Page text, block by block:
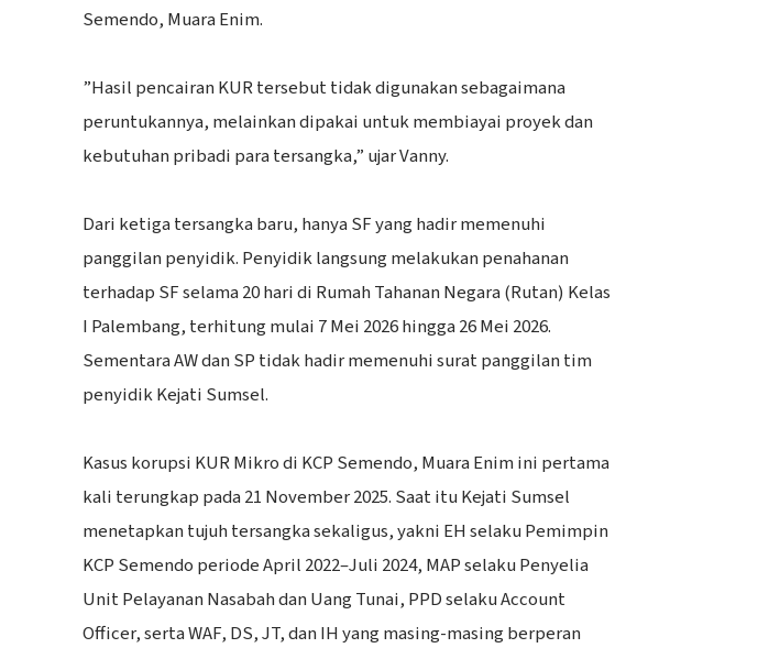
Semendo, Muara Enim.
‎”Hasil pencairan KUR tersebut tidak digunakan sebagaimana
peruntukannya, melainkan dipakai untuk membiayai proyek dan
kebutuhan pribadi para tersangka,” ujar Vanny.
‎Dari ketiga tersangka baru, hanya SF yang hadir memenuhi
panggilan penyidik. Penyidik langsung melakukan penahanan
terhadap SF selama 20 hari di Rumah Tahanan Negara (Rutan) Kelas
I Palembang, terhitung mulai 7 Mei 2026 hingga 26 Mei 2026.
Sementara AW dan SP tidak hadir memenuhi surat panggilan tim
penyidik Kejati Sumsel.
‎Kasus korupsi KUR Mikro di KCP Semendo, Muara Enim ini pertama
kali terungkap pada 21 November 2025. Saat itu Kejati Sumsel
menetapkan tujuh tersangka sekaligus, yakni EH selaku Pemimpin
KCP Semendo periode April 2022–Juli 2024, MAP selaku Penyelia
Unit Pelayanan Nasabah dan Uang Tunai, PPD selaku Account
Officer, serta WAF, DS, JT, dan IH yang masing-masing berperan